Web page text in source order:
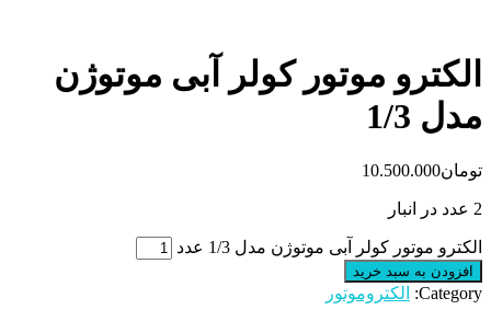
الکترو موتور کولر آبی موتوژن
مدل 1/3
تومان10.500.000
2 عدد در انبار
الکترو موتور کولر آبی موتوژن مدل 1/3 عدد
افزودن به سبد خرید
Category: الکتروموتور